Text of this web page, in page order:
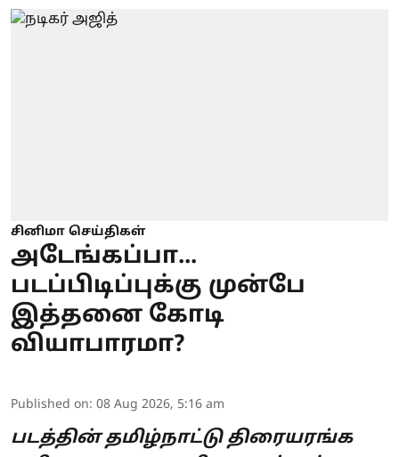
சினிமா செய்திகள்
அடேங்கப்பா...
படப்பிடிப்புக்கு முன்பே
இத்தனை கோடி
வியாபாரமா?
Published on: 08 Aug 2026, 5:16 am
படத்தின் தமிழ்நாட்டு திரையரங்க